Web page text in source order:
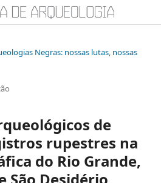
Negras: nossas lutas, nossas
de
rupestres na
do Rio Grande,